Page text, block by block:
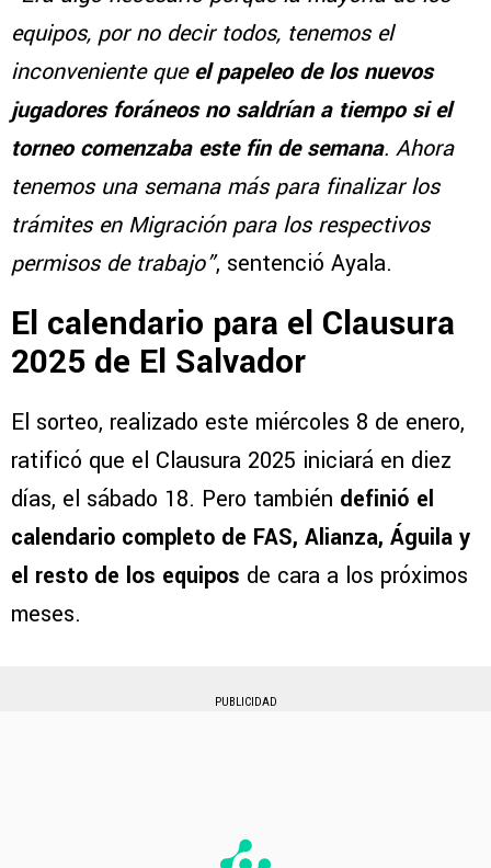
equipos, por no decir todos, tenemos el
inconveniente queel papeleo de los nuevos
jugadores foráneos no saldrían a tiempo si el
torneo comenzaba este fin de semana. Ahora
tenemos una semana más para finalizar los
trámites en Migración para los respectivos
permisos de trabajo”, sentenció Ayala.
El calendario para el Clausura
2025 de El Salvador
El sorteo, realizado este miércoles 8 de enero,
ratificó que el Clausura 2025 iniciará en diez
días, el sábado 18. Pero también definió el
calendario completo de FAS, Alianza, Águila y
el resto de los equipos de cara a los próximos
meses.
PUBLICIDAD